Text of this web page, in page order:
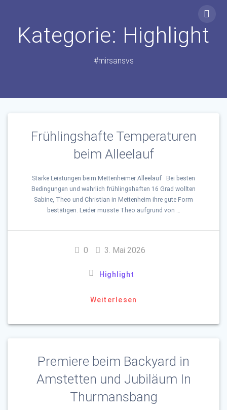
springen
Kategorie: Highlight
#mirsansvs
Frühlingshafte Temperaturen
beim Alleelauf
Starke Leistungen beim Mettenheimer Alleelauf Bei besten
Bedingungen und wahrlich frühlingshaften 16 Grad wollten
Sabine, Theo und Christian in Mettenheim ihre gute Form
bestätigen. Leider musste Theo aufgrund von …
0 3. Mai 2026
Highlight
Weiterlesen
Premiere beim Backyard in
Amstetten und Jubiläum In
Thurmansbang